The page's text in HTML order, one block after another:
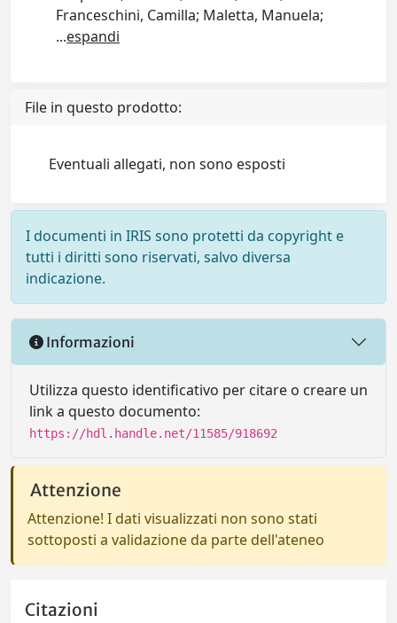
Franceschini, Camilla; Maletta, Manuela;
...espandi
File in questo prodotto:
Eventuali allegati, non sono esposti
I documenti in IRIS sono protetti da copyright e
tutti i diritti sono riservati, salvo diversa
indicazione.
Informazioni
Utilizza questo identificativo per citare o creare un
link a questo documento:
https://hdl.handle.net/11585/918692
Attenzione
Attenzione! I dati visualizzati non sono stati
sottoposti a validazione da parte dell'ateneo
Citazioni